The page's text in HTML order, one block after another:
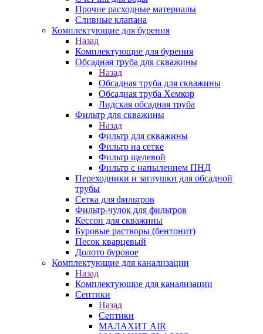
Прочие расходные материалы
Сливные клапана
Комплектующие для бурения
Назад
Комплектующие для бурения
Обсадная труба для скважины
Назад
Обсадная труба для скважины
Обсадная труба Хемкор
Лидская обсадная труба
Фильтр для скважины
Назад
Фильтр для скважины
Фильтр на сетке
Фильтр щелевой
Фильтр с напылением ПНД
Переходники и заглушки для обсадной
трубы
Сетка для фильтров
Фильтр-чулок для фильтров
Кессон для скважины
Буровые растворы (бентонит)
Песок кварцевый
Долото буровое
Комплектующие для канализации
Назад
Комплектующие для канализации
Септики
Назад
Септики
МАЛАХИТ AIR